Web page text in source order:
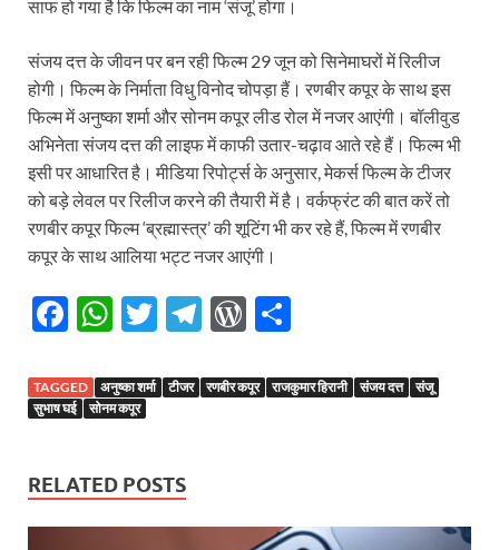
साफ हो गया है कि फिल्म का नाम ‘संजू’ होगा।
संजय दत्त के जीवन पर बन रही फिल्म 29 जून को सिनेमाघरों में रिलीज
होगी। फिल्म के निर्माता विधु विनोद चोपड़ा हैं। रणबीर कपूर के साथ इस
फिल्म में अनुष्का शर्मा और सोनम कपूर लीड रोल में नजर आएंगी। बॉलीवुड
अभिनेता संजय दत्त की लाइफ में काफी उतार-चढ़ाव आते रहे हैं। फिल्म भी
इसी पर आधारित है। मीडिया रिपोर्ट्स के अनुसार, मेकर्स फिल्म के टीजर
को बड़े लेवल पर रिलीज करने की तैयारी में है। वर्कफ्रंट की बात करें तो
रणबीर कपूर फिल्म ‘ब्रह्मास्त्र’ की शूटिंग भी कर रहे हैं, फिल्म में रणबीर
कपूर के साथ आलिया भट्ट नजर आएंगी।
F
e
b
o
k
W
at
s
p
p
T
itt
T
e
W
d ar
TAGGED अनुष्का शर्मा टीजर रणबीर कपूर राजकुमार हिरानी संजय दत्त
संजू
सुभाष घई
सोनम कपूर
RELATED POSTS